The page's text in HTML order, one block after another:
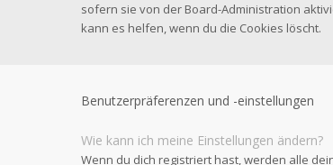
sofern sie von der Board-Administration
kann es helfen, wenn du die Cookies löscht.
Benutzerpräferenzen und -einstellungen
Wie kann ich meine Einstellungen ändern?
Wenn du dich registriert hast, werden alle